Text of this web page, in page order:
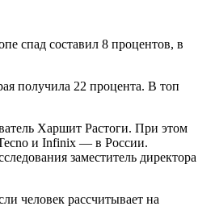
спад составил 8 процентов, в
получила 22 процента. В топ
Харшит Растоги. При этом
и Infinix — в России.
заместитель директора
человек рассчитывает на